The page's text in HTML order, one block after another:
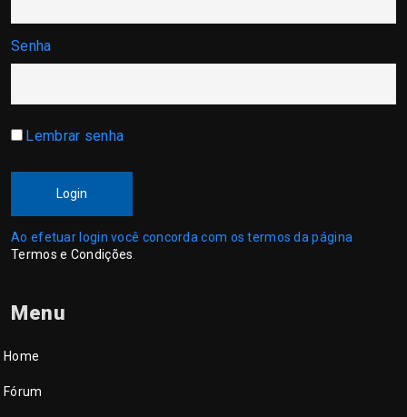
Senha
Lembrar senha
Login
Ao efetuar login você concorda com os termos da página
Termos e Condições
Menu
Home
Fórum